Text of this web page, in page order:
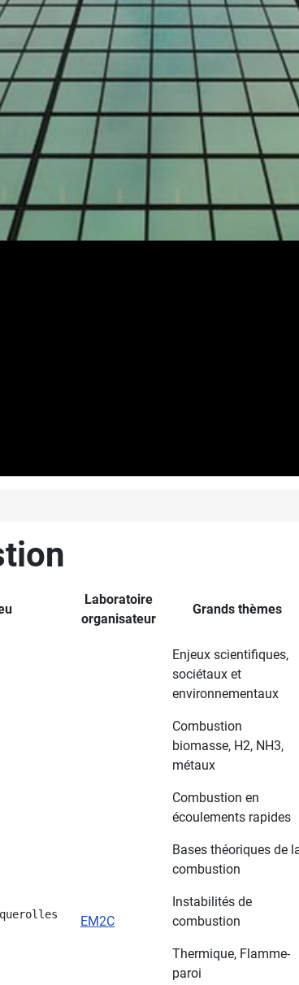
Laboratoire
organisateur
Grands thèmes
EM2C
Enjeux scientifiques,
sociétaux et
environnementaux
Combustion
biomasse, H2, NH3,
métaux
Combustion en
écoulements rapides
Bases théoriques de
combustion
Instabilités de
combustion
Thermique, Flamme-
paroi